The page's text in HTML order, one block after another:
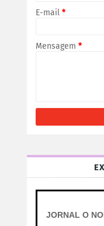
E-mail *
Mensagem *
JORNAL O